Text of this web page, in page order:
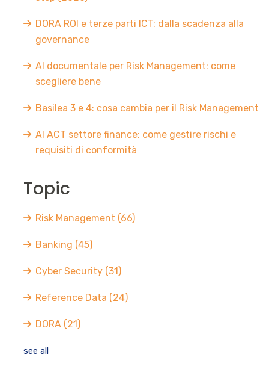
DORA ROI e terze parti ICT: dalla scadenza alla
governance
AI documentale per Risk Management: come
scegliere bene
Basilea 3 e 4: cosa cambia per il Risk Management
AI ACT settore finance: come gestire rischi e
requisiti di conformità
Topic
Risk Management (66)
Banking (45)
Cyber Security (31)
Reference Data (24)
DORA (21)
see all